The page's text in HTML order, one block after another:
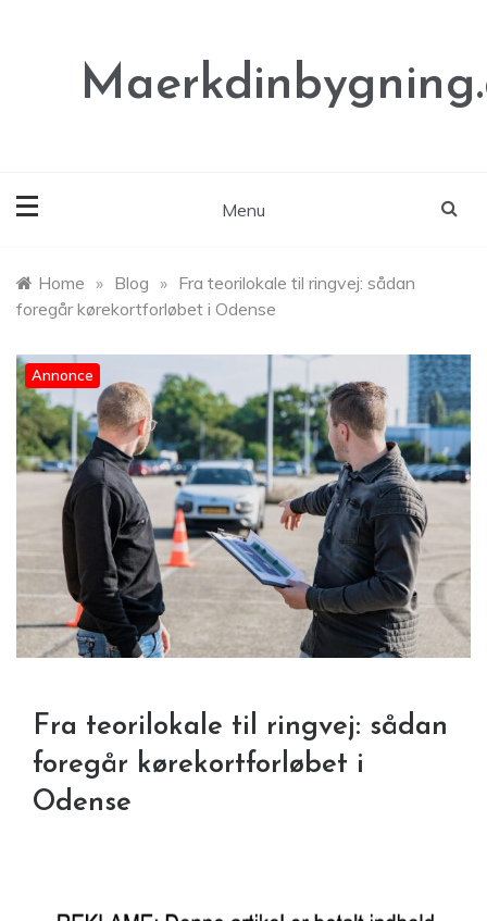
Menu
Home » Blog » Fra teorilokale til ringvej: sådan
foregår kørekortforløbet i Odense
Annonce
Fra teorilokale til ringvej: sådan
foregår kørekortforløbet i
Odense